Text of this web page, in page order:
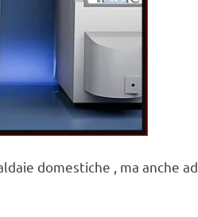
domestiche , ma anche ad